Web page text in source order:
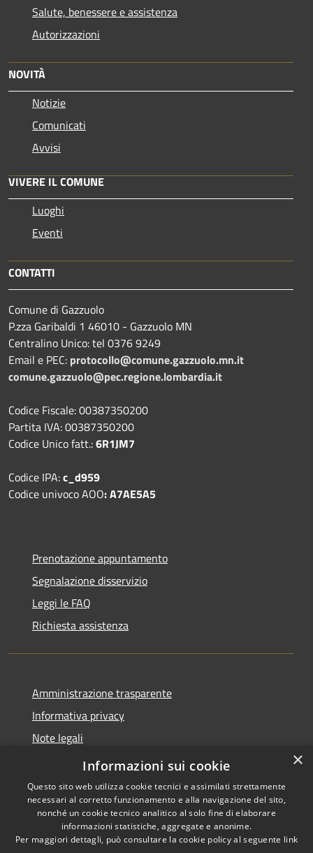
Salute, benessere e assistenza
Autorizzazioni
NOVITÀ
Notizie
Comunicati
Avvisi
VIVERE IL COMUNE
Luoghi
Eventi
CONTATTI
Comune di Gazzuolo
P.zza Garibaldi 1 46010 - Gazzuolo MN
Centralino Unico: tel 0376 9249
Email e PEC: protocollo@comune.gazzuolo.mn.it
comune.gazzuolo@pec.regione.lombardia.it
Codice Fiscale: 00387350200
Partita IVA: 00387350200
Codice Unico fatt.:6R1JM7
Codice IPA:c_d959
Codice univoco AOO: A7AE5A5
Prenotazione appuntamento
Segnalazione disservizio
Leggi le FAQ
Richiesta assistenza
Amministrazione trasparente
Informativa privacy
Note legali
Dichiarazione di accessibilità
Accessibilità
Copyright © 2026 • Comune di
Gazzuolo • Powered by
×
Informazioni sui cookie
Questo sito web utilizza cookie tecnici e assimilati strettamente
necessari al corretto funzionamento e alla navigazione del sito,
nonché un cookie tecnico analitico al solo fine di elaborare
informazioni statistiche, aggregate e anonime.
Per maggiori dettagli, può consultare la cookie policy al seguente link